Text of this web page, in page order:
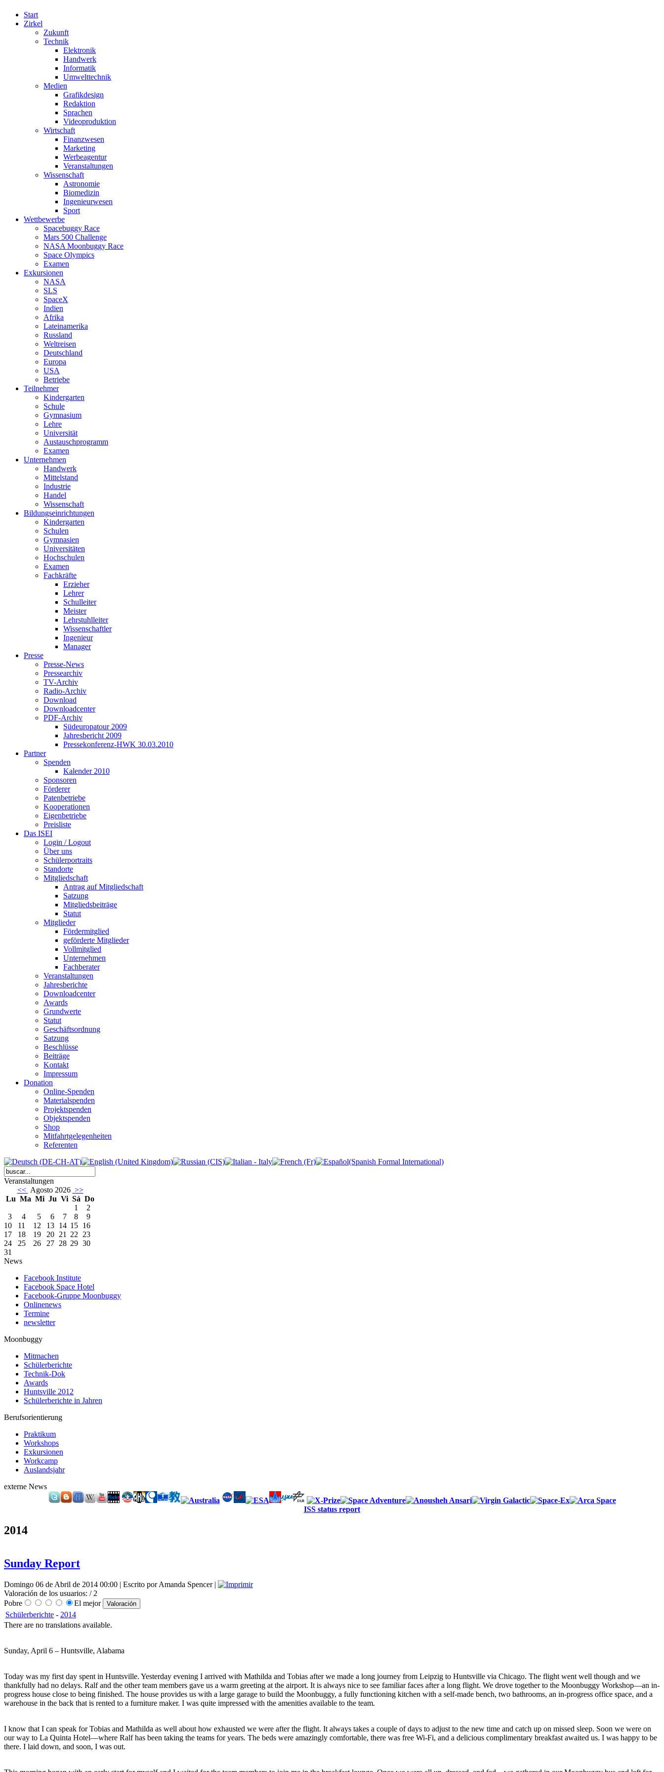
Start
Zirkel
Zukunft
Technik
Elektronik
Handwerk
Informatik
Umwelttechnik
Medien
Grafikdesign
Redaktion
Sprachen
Videoproduktion
Wirtschaft
Finanzwesen
Marketing
Werbeagentur
Veranstaltungen
Wissenschaft
Astronomie
Biomedizin
Ingenieurwesen
Sport
Wettbewerbe
Spacebuggy Race
Mars 500 Challenge
NASA Moonbuggy Race
Space Olympics
Examen
Exkursionen
NASA
SLS
SpaceX
Indien
Afrika
Lateinamerika
Russland
Weltreisen
Deutschland
Europa
USA
Betriebe
Teilnehmer
Kindergarten
Schule
Gymnasium
Lehre
Universität
Austauschprogramm
Examen
Unternehmen
Handwerk
Mittelstand
Industrie
Handel
Wissenschaft
Bildungseinrichtungen
Kindergarten
Schulen
Gymnasien
Universitäten
Hochschulen
Examen
Fachkräfte
Erzieher
Lehrer
Schulleiter
Meister
Lehrstuhlleiter
Wissenschaftler
Ingenieur
Manager
Presse
Presse-News
Pressearchiv
TV-Archiv
Radio-Archiv
Download
Downloadcenter
PDF-Archiv
Südeuropatour 2009
Jahresbericht 2009
Pressekonferenz-HWK 30.03.2010
Partner
Spenden
Kalender 2010
Sponsoren
Förderer
Patenbetriebe
Kooperationen
Eigenbetriebe
Preisliste
Das ISEI
Login / Logout
Über uns
Schülerportraits
Standorte
Mitgliedschaft
Antrag auf Mitgliedschaft
Satzung
Mitgliedsbeiträge
Statut
Mitglieder
Fördermitglied
geförderte Mitglieder
Vollmitglied
Unternehmen
Fachberater
Veranstaltungen
Jahresberichte
Downloadcenter
Awards
Grundwerte
Statut
Geschäftsordnung
Satzung
Beschlüsse
Beiträge
Kontakt
Impressum
Donation
Online-Spenden
Materialspenden
Projektspenden
Objektspenden
Shop
Mitfahrtgelegenheiten
Referenten
Veranstaltungen
<< Agosto 2026 >>
Lu Ma Mi Ju Vi Sá Do
1
2
3
4 5 6 7 8
9
10
11 12 13 14 15 16
17
18 19 20 21 22 23
24
25 26 27 28 29 30
31
News
Facebook Institute
Facebook Space Hotel
Facebook-Gruppe Moonbuggy
Onlinenews
Termine
newsletter
Moonbuggy
Mitmachen
Schülerberichte
Technik-Dok
Awards
Huntsville 2012
Schülerberichte in Jahren
Berufsorientierung
Praktikum
Workshops
Exkursionen
Workcamp
Auslandsjahr
externe News
ISS status report
2014
Sunday Report
Domingo 06 de Abril de 2014 00:00 | Escrito por Amanda Spencer |
Valoración de los usuarios: / 2
Pobre
El mejor
Schülerberichte - 2014
There are no translations available.
Sunday, April 6 – Huntsville, Alabama
Today was my first day spent in Huntsville. Yesterday evening I arrived with Mathilda and Tobias after we made a long journey from Leipzig to Huntsville via Chicago. The flight went well though and we
thankfully had no delays. Ralf and the other team members gave us a warm greeting at the airport. It is always nice to see familiar faces after a long flight. We drove together to the Moonbuggy Workshop—an in-
progress house close to being finished. The house provides us with a large garage to build the Moonbuggy, a fully functioning kitchen with a self-made bench, two bathrooms, an in-progress office space, and a
warehouse in the back that is rented to a furniture maker. I was quite impressed with the amenities available to the team.
I know that I can speak for Tobias and Mathilda as well about how exhausted we were after the flight. It always takes a couple of days to adjust to the new time and catch up on missed sleep. Soon we were on
our way to La Quinta Hotel—where Ralf has been taking the teams for years. The beds were amazingly comfortable, there was free Wi-Fi, and a delicious complimentary breakfast awaited us. I was happy to be
there. I laid down, and soon, I was out.